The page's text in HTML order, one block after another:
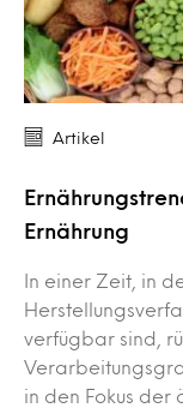
Artikel
Ernährung
In einer Zeit, in
verfügbar sind,
in den Fokus der